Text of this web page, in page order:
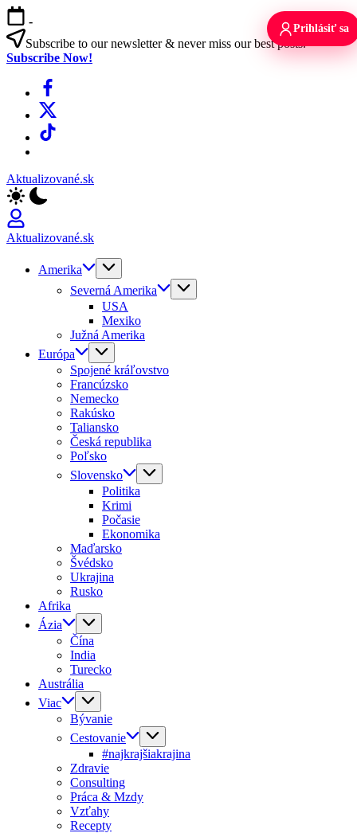
Skip
to
content
-
Subscribe to our newsletter & never miss our best posts.
Subscribe Now!
Facebook
X
TikTok
Aktualizované.sk
Aktualizované.sk
Amerika
Severná Amerika
USA
Mexiko
Južná Amerika
Európa
Spojené kráľovstvo
Francúzsko
Nemecko
Rakúsko
Taliansko
Česká republika
Poľsko
Slovensko
Politika
Krimi
Počasie
Ekonomika
Maďarsko
Švédsko
Ukrajina
Rusko
Afrika
Ázia
Čína
India
Turecko
Austrália
Viac
Bývanie
Cestovanie
#najkrajšiakrajina
Zdravie
Consulting
Práca & Mzdy
Vzťahy
Recepty
Prihlásiť sa